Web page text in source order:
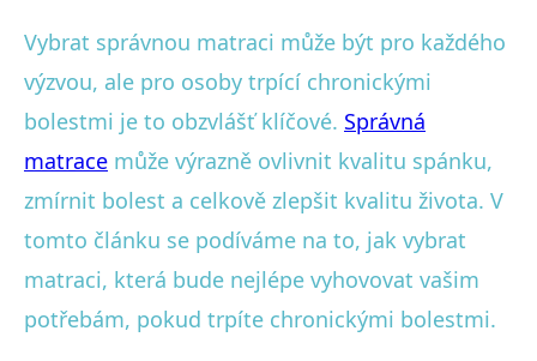
Vybrat správnou matraci může být pro každého
výzvou, ale pro osoby trpící chronickými
bolestmi je to obzvlášť klíčové. Správná
matrace může výrazně ovlivnit kvalitu spánku,
zmírnit bolest a celkově zlepšit kvalitu života. V
tomto článku se podíváme na to, jak vybrat
matraci, která bude nejlépe vyhovovat vašim
potřebám, pokud trpíte chronickými bolestmi.